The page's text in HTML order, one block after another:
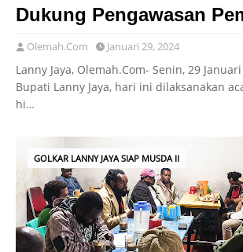
Dukung Pengawasan
Olemah.Com Januari 29, 2024
Lanny Jaya, Olemah.Com- Senin, 29
Bupati Lanny Jaya, hari ini dilaksanakan
hi…
GOLKAR LANNY JAYA SIAP MUSDA II